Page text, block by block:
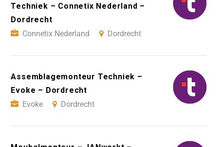
Techniek – Connetix Nederland –
Dordrecht
Connetix Nederland
Dordrecht
Assemblagemonteur Techniek –
Evoke – Dordrecht
Evoke
Dordrecht